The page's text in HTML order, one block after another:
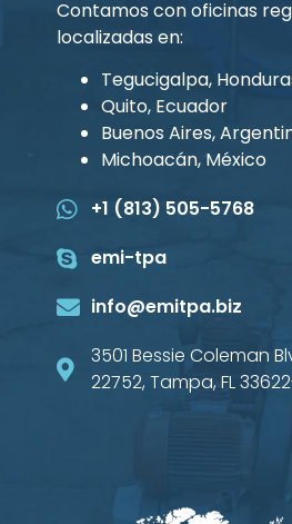
Contamos con oficinas
localizadas en:
Tegucigalpa,
Quito, Ecuador
Buenos Aires,
Michoacán, México
+1 (813) 505-5768
emi-tpa
info@emitpa.biz
3501 Bessie Coleman
22752, Tampa, FL